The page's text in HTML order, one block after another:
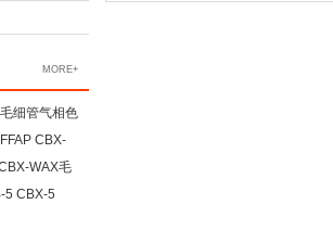
MORE+
细管气相色
CBX-
100%硝基
WAX毛
聚乙二醇
5 CBX-5
谱柱 %苯